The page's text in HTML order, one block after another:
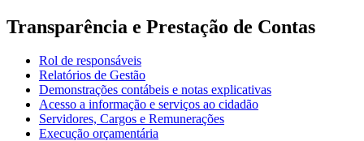
Transparência e Prestação de Contas
Rol de responsáveis
Relatórios de Gestão
Demonstrações contábeis e notas explicativas
Acesso a informação e serviços ao cidadão
Servidores, Cargos e Remunerações
Execução orçamentária